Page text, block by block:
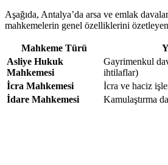
Aşağıda,⁤ Antalya’da arsa ve emlak
mahkemelerin⁢ genel özelliklerini
Mahkeme Türü
Asliye‌ Hukuk
Mahkemesi
Gayrimenkul
ihtilaflar)
İcra Mahkemesi
İcra ve haciz
İdare Mahkemesi
Kamulaştırma